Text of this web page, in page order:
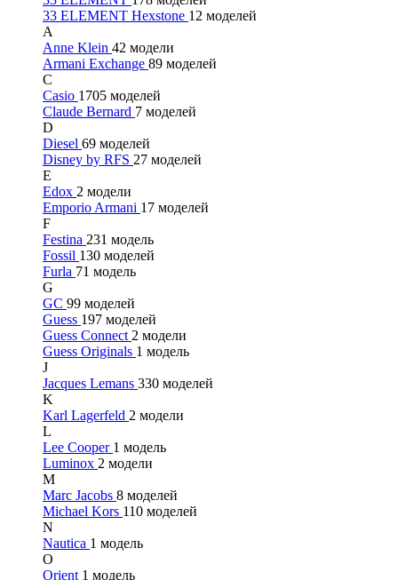
33 ELEMENT Hexstone 12 моделей
A
Anne Klein 42 модели
Armani Exchange 89 моделей
C
Casio 1705 моделей
Claude Bernard 7 моделей
D
Diesel 69 моделей
Disney by RFS 27 моделей
E
Edox 2 модели
Emporio Armani 17 моделей
F
Festina 231 модель
Fossil 130 моделей
Furla 71 модель
G
GC 99 моделей
Guess 197 моделей
Guess Connect 2 модели
Guess Originals 1 модель
J
Jacques Lemans 330 моделей
K
Karl Lagerfeld 2 модели
L
Lee Cooper 1 модель
Luminox 2 модели
M
Marc Jacobs 8 моделей
Michael Kors 110 моделей
N
Nautica 1 модель
O
Orient 1 модель